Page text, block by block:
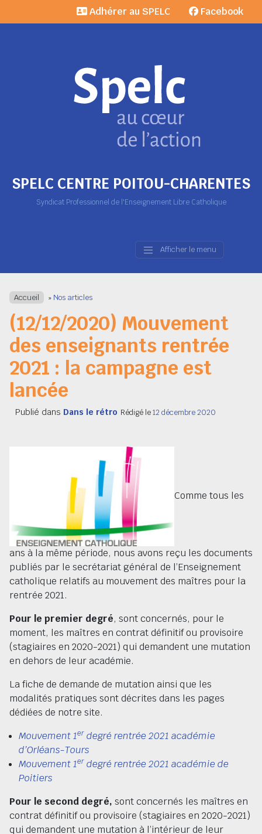
SPELC CENTRE POITOU-CHARENTES
Syndicat Professionnel de l'Enseignement Libre Catholique
Adhérer au SPELC Facebook
Afficher le menu
Accueil » Nos articles
(12/12/2020) Mouvement
des enseignants rentrée
2021 : la campagne est
lancée
Publié dans Dans le rétro Rédigé le12 décembre 2020
Comme tous les
ans à la même période, nous avons reçu les documents
publiés par le secrétariat général de l’Enseignement
catholique relatifs au mouvement des maîtres pour la
rentrée 2021.
Pour le premier degré, sont concernés, pour le
moment, les maîtres en contrat définitif ou provisoire
(stagiaires en 2020-2021) qui demandent une mutation
en dehors de leur académie.
La fiche de demande de mutation ainsi que les
modalités pratiques sont décrites dans les pages
dédiées de notre site.
Mouvement 1er degré rentrée 2021 académie
d’Orléans-Tours
Mouvement 1er degré rentrée 2021 académie de
Poitiers
Pour le second degré, sont concernés les maîtres en
contrat définitif ou provisoire (stagiaires en 2020-2021)
qui demandent une mutation à l’intérieur de leur